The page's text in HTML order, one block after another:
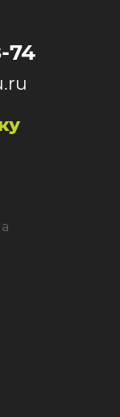
74